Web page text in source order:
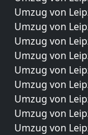
Umzug von
Umzug von
Umzug von
Umzug von
Umzug von
Umzug von
Umzug von
Umzug von
Umzug von